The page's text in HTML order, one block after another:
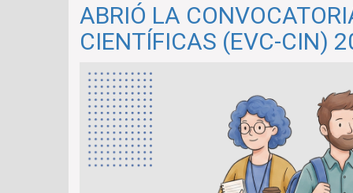
IDIOMAS
ABRE
LAS
A
SUS
CURSOS
REGULARES
DEL
SEGUNDO
ABRIÓ LA
CIENTÍFICAS (EVC-CIN)